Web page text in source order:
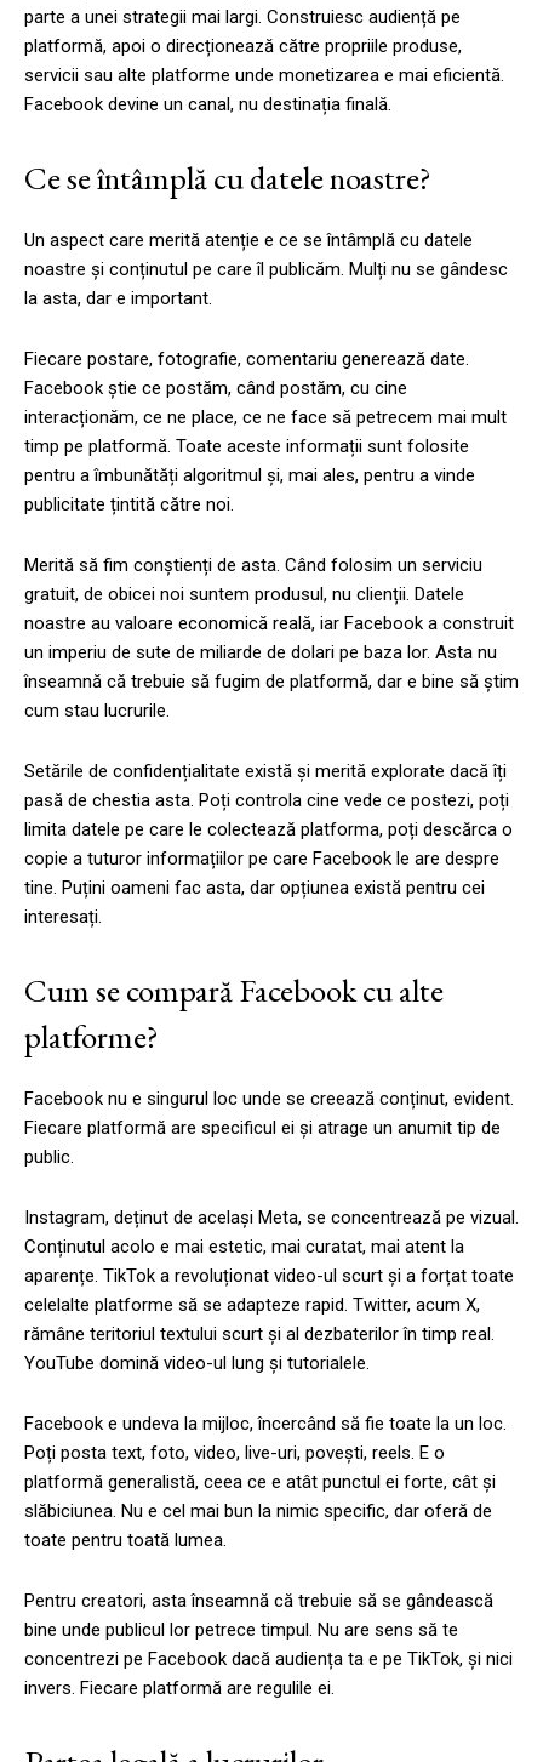
parte a unei strategii mai largi. Construiesc audiență pe
platformă, apoi o direcționează către propriile produse,
servicii sau alte platforme unde monetizarea e mai eficientă.
Facebook devine un canal, nu destinația finală.
Ce se întâmplă cu datele noastre?
Un aspect care merită atenție e ce se întâmplă cu datele
noastre și conținutul pe care îl publicăm. Mulți nu se gândesc
la asta, dar e important.
Fiecare postare, fotografie, comentariu generează date.
Facebook știe ce postăm, când postăm, cu cine
interacționăm, ce ne place, ce ne face să petrecem mai mult
timp pe platformă. Toate aceste informații sunt folosite
pentru a îmbunătăți algoritmul și, mai ales, pentru a vinde
publicitate țintită către noi.
Merită să fim conștienți de asta. Când folosim un serviciu
gratuit, de obicei noi suntem produsul, nu clienții. Datele
noastre au valoare economică reală, iar Facebook a construit
un imperiu de sute de miliarde de dolari pe baza lor. Asta nu
înseamnă că trebuie să fugim de platformă, dar e bine să știm
cum stau lucrurile.
Setările de confidențialitate există și merită explorate dacă îți
pasă de chestia asta. Poți controla cine vede ce postezi, poți
limita datele pe care le colectează platforma, poți descărca o
copie a tuturor informațiilor pe care Facebook le are despre
tine. Puțini oameni fac asta, dar opțiunea există pentru cei
interesați.
Cum se compară Facebook cu alte
platforme?
Facebook nu e singurul loc unde se creează conținut, evident.
Fiecare platformă are specificul ei și atrage un anumit tip de
public.
Instagram, deținut de același Meta, se concentrează pe vizual.
Conținutul acolo e mai estetic, mai curatat, mai atent la
aparențe. TikTok a revoluționat video-ul scurt și a forțat toate
celelalte platforme să se adapteze rapid. Twitter, acum X,
rămâne teritoriul textului scurt și al dezbaterilor în timp real.
YouTube domină video-ul lung și tutorialele.
Facebook e undeva la mijloc, încercând să fie toate la un loc.
Poți posta text, foto, video, live-uri, povești, reels. E o
platformă generalistă, ceea ce e atât punctul ei forte, cât și
slăbiciunea. Nu e cel mai bun la nimic specific, dar oferă de
toate pentru toată lumea.
Pentru creatori, asta înseamnă că trebuie să se gândească
bine unde publicul lor petrece timpul. Nu are sens să te
concentrezi pe Facebook dacă audiența ta e pe TikTok, și nici
invers. Fiecare platformă are regulile ei.